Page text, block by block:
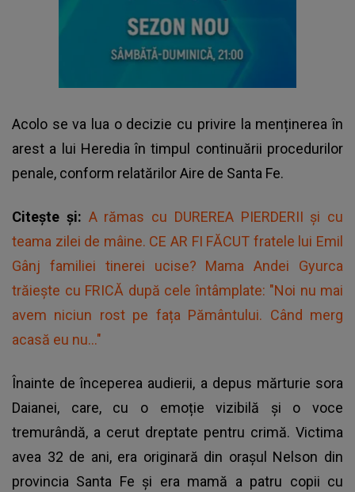
Acolo se va lua o decizie cu privire la menținerea în
arest a lui Heredia în timpul continuării procedurilor
penale, conform relatărilor Aire de Santa Fe.
Citește și: A rămas cu DUREREA PIERDERII și cu
teama zilei de mâine. CE AR FI FĂCUT fratele lui Emil
Gânj familiei tinerei ucise? Mama Andei Gyurca
trăiește cu FRICĂ după cele întâmplate: "Noi nu mai
avem niciun rost pe fața Pământului. Când merg
acasă eu nu..."
Înainte de începerea audierii, a depus mărturie sora
Daianei, care, cu o emoție vizibilă și o voce
tremurândă, a cerut dreptate pentru crimă. Victima
avea 32 de ani, era originară din orașul Nelson din
provincia Santa Fe și era mamă a patru copii cu